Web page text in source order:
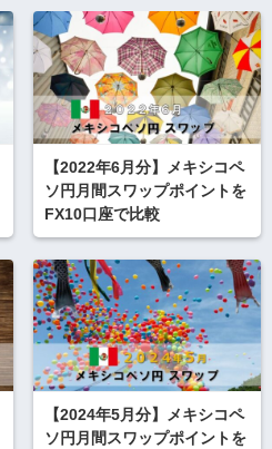
【2022年6月分】メキシコペ
ソ円月間スワップポイントを
FX10口座で比較
【2024年5月分】メキシコペ
ソ円月間スワップポイントを